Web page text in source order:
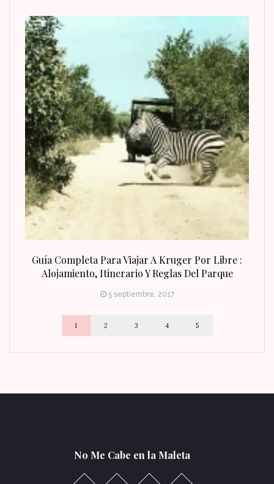
Guía Completa Para Viajar A Kruger Por Libre :
Alojamiento, Itinerario Y Reglas Del Parque
5 septiembre, 2017
1 2 3 4 5
No Me Cabe en la Maleta